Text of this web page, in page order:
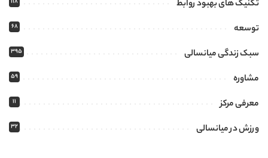
تکنیک های بهبود روابط
توسعه 68
سبک زندگی میانسالی 395
مشاوره 59
معرفی مرکز 11
ورزش در میانسالی 32